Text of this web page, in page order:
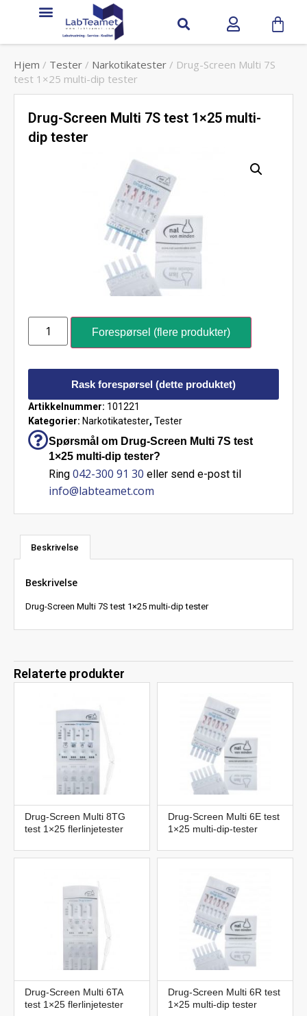
Hjem / Tester / Narkotikatester / Drug-Screen Multi 7S
test 1×25 multi-dip tester
Drug-Screen Multi 7S test 1×25 multi-
dip tester
Forespørsel (flere produkter)
Rask forespørsel (dette produktet)
Artikkelnummer: 101221
Kategorier: Narkotikatester, Tester
Spørsmål om Drug-Screen Multi 7S test
1×25 multi-dip tester?
Ring 042-300 91 30 eller send e-post til
info@labteamet.com
Beskrivelse
Beskrivelse
Drug-Screen Multi 7S test 1×25 multi-dip tester
Relaterte produkter
Drug-Screen Multi 8TG
test 1×25 flerlinjetester
Drug-Screen Multi 6E test
1×25 multi-dip-tester
Drug-Screen Multi 6TA
test 1×25 flerlinjetester
Drug-Screen Multi 6R test
1×25 multi-dip tester